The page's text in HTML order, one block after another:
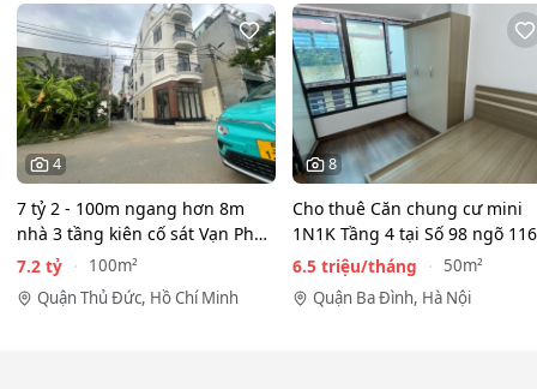
4
7 tỷ 2 - 100m ngang hơn 8m
nhà 3 tầng kiên cố sát Vạn Phúc
City - HẺM XE HƠI…
7.2 tỷ
100m²
Quận Thủ Đức, Hồ Chí Minh
8
Cho thuê Căn chung cư mini
1N1K Tầng 4 tại Số 98 ngõ 116
Phan Kế Bính, Ba Đình.…
6.5 triệu/tháng
50m²
Quận Ba Đình, Hà Nội